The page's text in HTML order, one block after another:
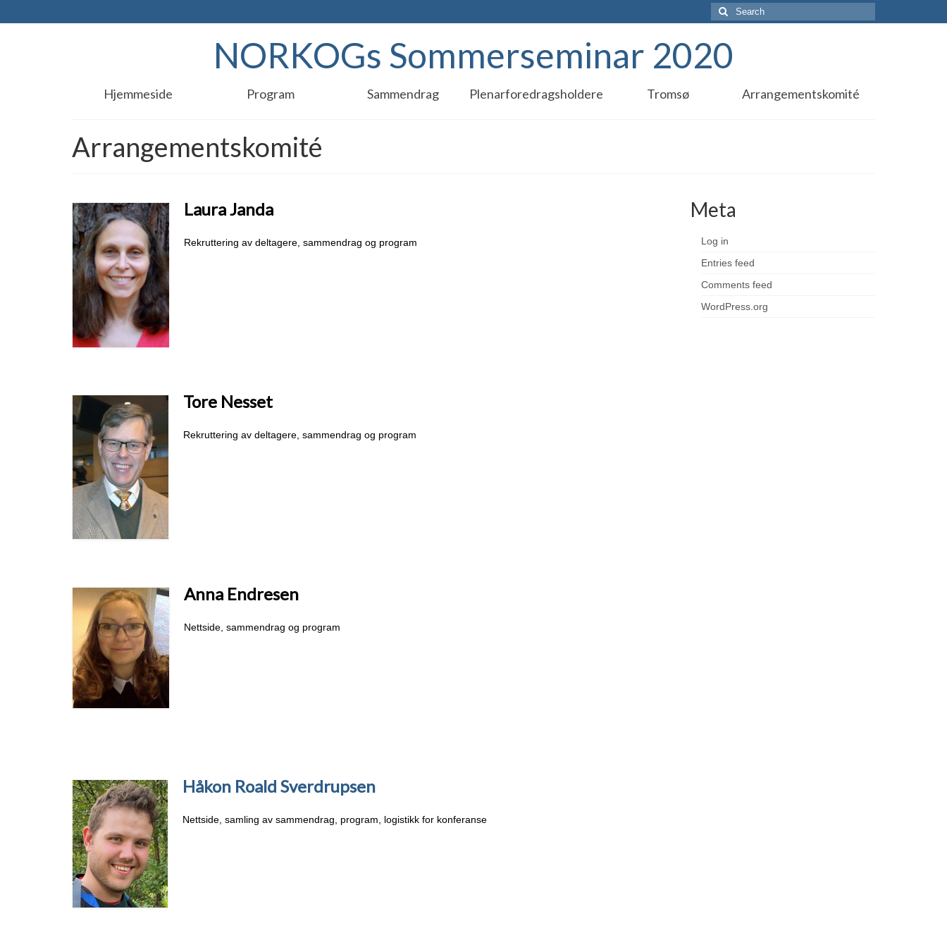
Search
for:
NORKOGs Sommerseminar 2020
Hjemmeside Program Sammendrag Plenarforedragsholdere Tromsø Arrangementskomité
Arrangementskomité
Laura Janda
Rekruttering av deltagere, sammendrag og program
Tore Nesset
Rekruttering av deltagere, sammendrag og program
Anna Endresen
Nettside, sammendrag og program
Håkon Roald Sverdrupsen
Nettside, samling av sammendrag, program, logistikk for konferanse
Meta
Log in
Entries feed
Comments feed
WordPress.org